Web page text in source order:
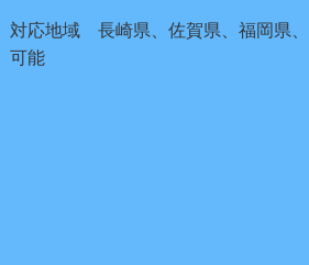
対応地域 長崎県、佐賀県、福岡県
可能